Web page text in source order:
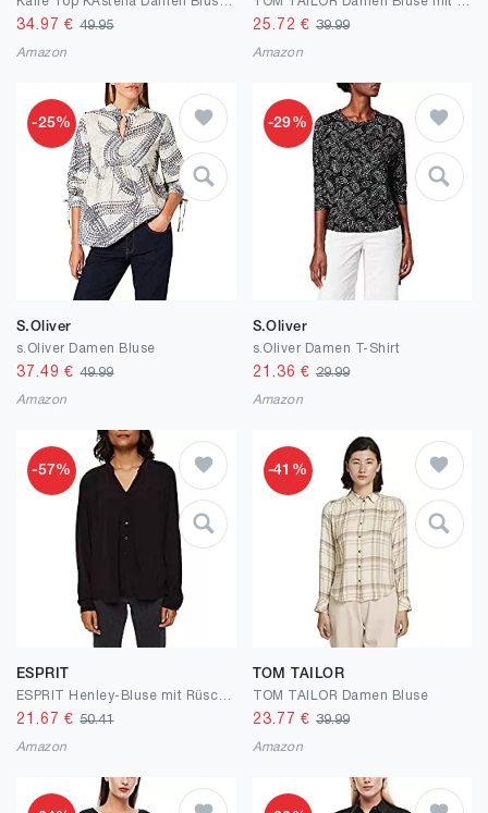
34.97 €49.95
Amazon
25.72 € 39.99
Amazon
-25%
S.Oliver
s.Oliver Damen Bluse
37.49 €49.99
Amazon
-29%
S.Oliver
s.Oliver Damen T-Shirt
21.36 € 29.99
Amazon
-57%
ESPRIT
21.67 €50.41
Amazon
-41%
TOM TAILOR
TOM TAILOR Damen Bluse
23.77 € 39.99
Amazon